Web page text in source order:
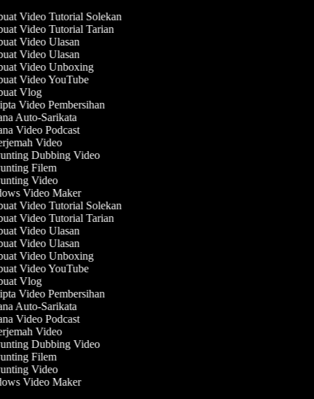
Video Tutorial Solekan
Video Tutorial Tarian
Video Ulasan
Video Ulasan
Video Unboxing
Video YouTube
Vlog
Video Pembersihan
Auto-Sarikata
Video Podcast
Video
Dubbing Video
Filem
Video
Video Maker
Video Tutorial Solekan
Video Tutorial Tarian
Video Ulasan
Video Ulasan
Video Unboxing
Video YouTube
Vlog
Video Pembersihan
Auto-Sarikata
Video Podcast
Video
Dubbing Video
Filem
Video
Video Maker